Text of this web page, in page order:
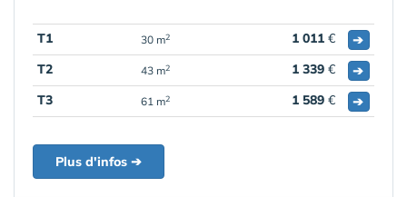
T1 30 m2 1 011 €
➔
T2
43 m2 1 339 €
➔
T3
61 m2 1 589 € ➔
Plus d'infos ➔